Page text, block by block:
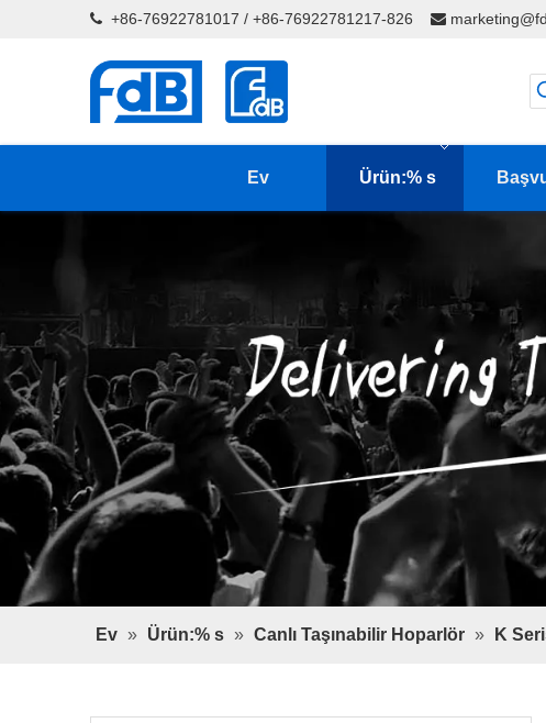
 +86-76922781017 / +86-76922781217-826 
Ev Ürün:% s
Ev » Ürün:% s » Canlı Taşınabilir Hoparlör » K